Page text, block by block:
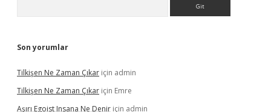
Son yorumlar
Tilkişen Ne Zaman Çıkar için admin
Tilkişen Ne Zaman Çıkar için Emre
Aşırı Egoist Insana Ne Denir için admin